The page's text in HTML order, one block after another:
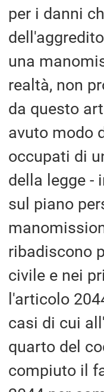
per i danni
una
realtà, non
da questo
avuto modo
occupati di
della legge -
sul piano
ribadiscono
civile e nei
l'articolo
casi di cui
quarto del
compiuto il